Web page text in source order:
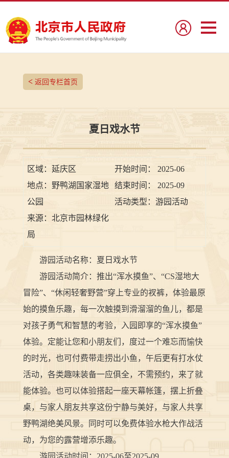
<返回专栏首页
夏日戏水节
区域： 延庆区 开始时间：
2025-06
地点： 野鸭湖国家湿地
公园
结束时间：
2025-09
活动类型： 游园活动
来源： 北京市园林绿化
局
游园活动名称：夏日戏水节
游园活动简介：推出“浑水摸鱼”、“CS湿地大
冒险”、“休闲轻奢野营”穿上专业的衩裤，体验最原
始的摸鱼乐趣，每一次触摸到滑溜溜的鱼儿，都是
对孩子勇气和智慧的考验，入园即享的“浑水摸鱼”
体验。定能让您和小朋友们，度过一个难忘而愉快
的时光，也可付费带走捞出小鱼，午后更有打水仗
活动，各类趣味装备一应俱全，不需预约，来了就
能体验。也可以体验搭起一座天幕帐篷，摆上折叠
桌，与家人朋友共享这份宁静与美好，与家人共享
野鸭湖绝美风景。同时可以免费体验水枪大作战活
动，为您的露营增添乐趣。